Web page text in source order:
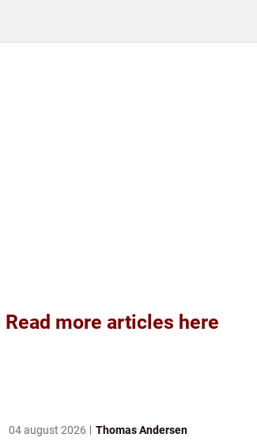
Read more articles here
04 august 2026 Thomas Andersen